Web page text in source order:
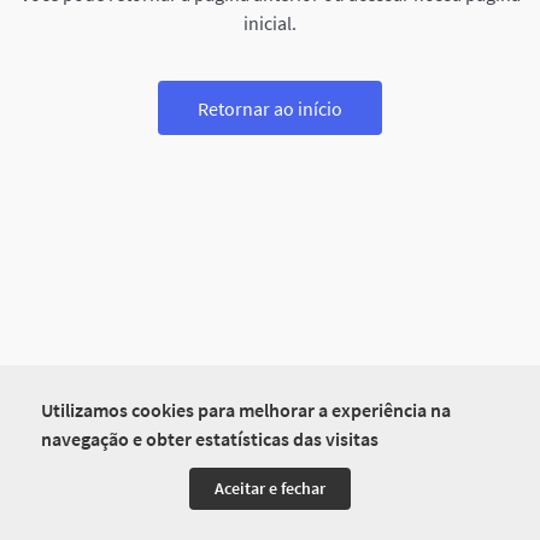
Utilizamos cookies para melhorar a experiência na
navegação e obter estatísticas das visitas
Aceitar e fechar
inicial.
Retornar ao início